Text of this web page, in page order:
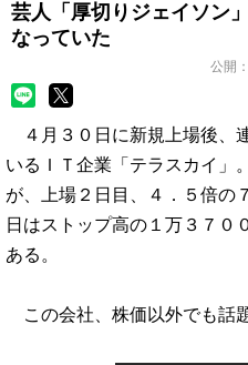
芸人「厚切りジェイソン
なっていた
公開：
４月３０日に新規上場後、
いるＩＴ企業「テラスカイ」
が、上場２日目、４．５倍の
日はストップ高の１万３７０
ある。
この会社、株価以外でも話